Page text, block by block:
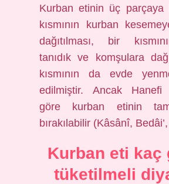
Kurban etinin üç parçaya
kısmının kurban
dağıtılması, bir
tanıdık ve komşulara
kısmının da evde
edilmiştir. Ancak Hanefi
göre kurban etinin
bırakılabilir (Kâsânî,
Kurban eti kaç
tüketilmeli